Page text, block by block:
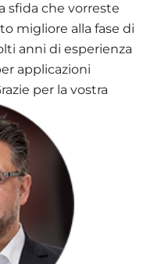
sfida che vorreste
migliore alla fase di
anni di esperienza
applicazioni
per la vostra